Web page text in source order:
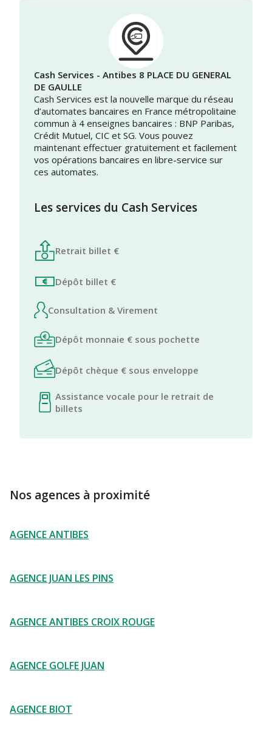
Cash Services - Antibes 8 PLACE DU GENERAL
DE GAULLE
Cash Services est la nouvelle marque du réseau
d’automates bancaires en France métropolitaine
commun à 4 enseignes bancaires : BNP Paribas,
Crédit Mutuel, CIC et SG. Vous pouvez
maintenant effectuer gratuitement et facilement
vos opérations bancaires en libre-service sur
ces automates.
Les services du Cash Services
Retrait billet €
Dépôt billet €
Consultation & Virement
Dépôt monnaie € sous pochette
Dépôt chèque € sous enveloppe
Assistance vocale pour le retrait de
billets
Nos agences à proximité
AGENCE ANTIBES
AGENCE JUAN LES PINS
AGENCE ANTIBES CROIX ROUGE
AGENCE GOLFE JUAN
AGENCE BIOT